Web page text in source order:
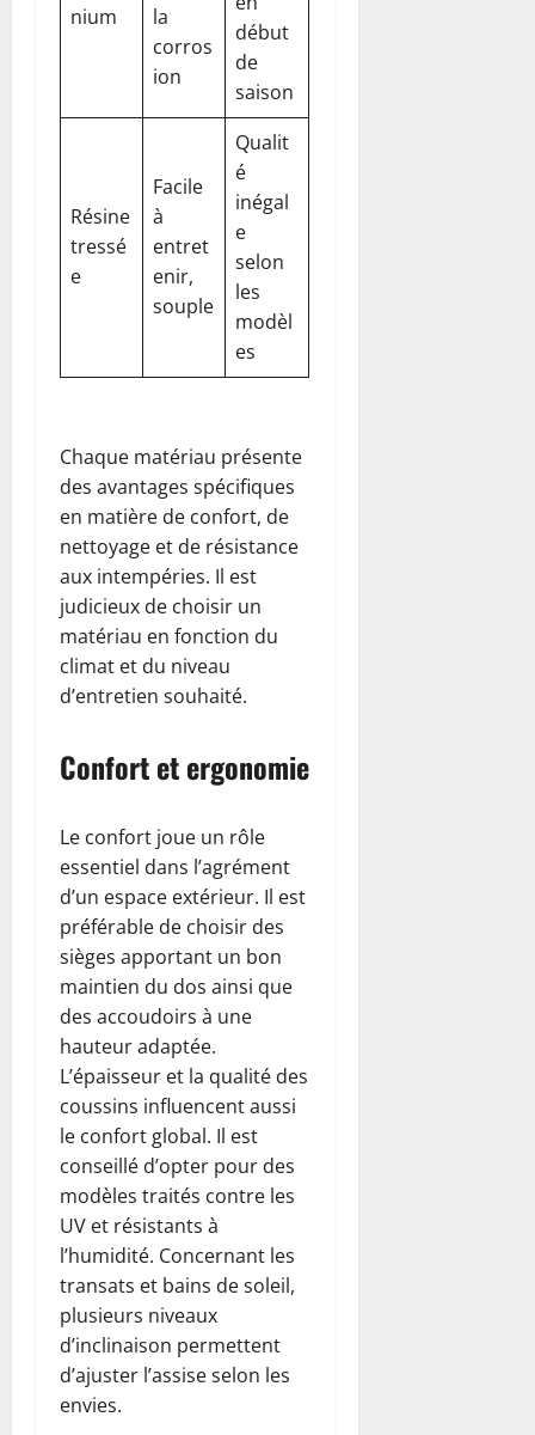
nium
la
corros
ion
début
de
saison
Résine
tressé
e
Facile
à
entret
enir,
souple
Qualit
é
inégal
e
selon
les
modèl
es
Chaque matériau présente
des avantages spécifiques
en matière de confort, de
nettoyage et de résistance
aux intempéries. Il est
judicieux de choisir un
matériau en fonction du
climat et du niveau
d’entretien souhaité.
Confort et ergonomie
Le confort joue un rôle
essentiel dans l’agrément
d’un espace extérieur. Il est
préférable de choisir des
sièges apportant un bon
maintien du dos ainsi que
des accoudoirs à une
hauteur adaptée.
L’épaisseur et la qualité des
coussins influencent aussi
le confort global. Il est
conseillé d’opter pour des
modèles traités contre les
UV et résistants à
l’humidité. Concernant les
transats et bains de soleil,
plusieurs niveaux
d’inclinaison permettent
d’ajuster l’assise selon les
envies.